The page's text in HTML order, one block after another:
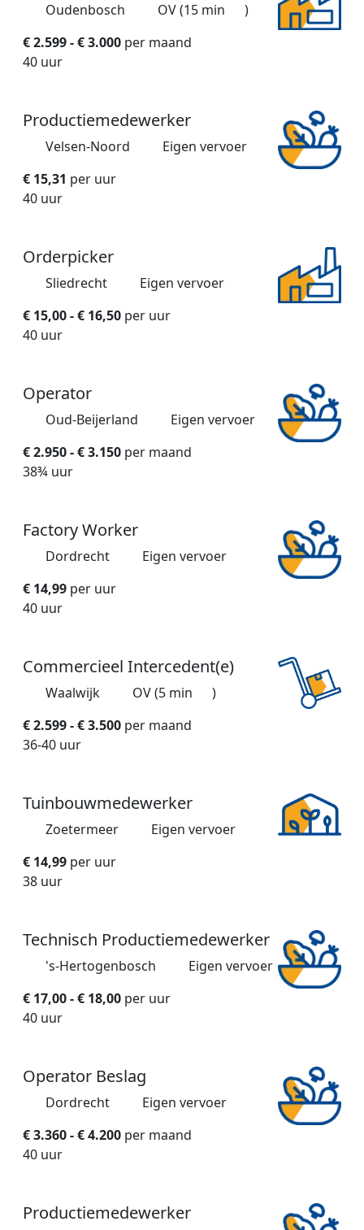
Oudenbosch OV (15 min
)
€ 2.599 - € 3.000 per maand
40 uur
Productiemedewerker
Velsen-Noord
Eigen vervoer
€ 15,31 per uur
40 uur
Orderpicker
Sliedrecht
Eigen vervoer
€ 15,00 - € 16,50 per uur
40 uur
Operator
Oud-Beijerland
Eigen vervoer
€ 2.950 - € 3.150 per maand
38¾ uur
Factory Worker
Dordrecht
Eigen vervoer
€ 14,99 per uur
40 uur
Commercieel Intercedent(e)
Waalwijk OV (5 min
)
€ 2.599 - € 3.500 per maand
36-40 uur
Tuinbouwmedewerker
Zoetermeer
Eigen vervoer
€ 14,99 per uur
38 uur
Technisch Productiemedewerker
's-Hertogenbosch
Eigen vervoer
€ 17,00 - € 18,00 per uur
40 uur
Operator Beslag
Dordrecht
Eigen vervoer
€ 3.360 - € 4.200 per maand
40 uur
Productiemedewerker